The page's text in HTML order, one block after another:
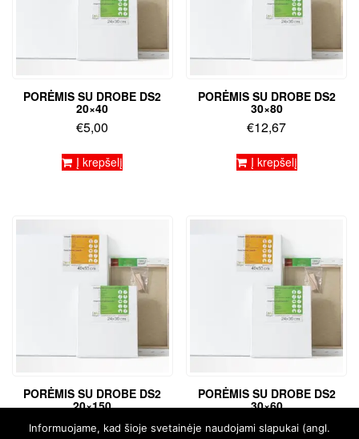
PORĖMIS SU DROBE DS2
20×40
€5,00
Į krepšelį
PORĖMIS SU DROBE DS2
30×80
€12,67
Į krepšelį
PORĖMIS SU DROBE DS2
20×150
€19,10
PORĖMIS SU DROBE DS2
30×60
€ 7,71
Informuojame, kad šioje svetainėje naudojami slapukai (angl.